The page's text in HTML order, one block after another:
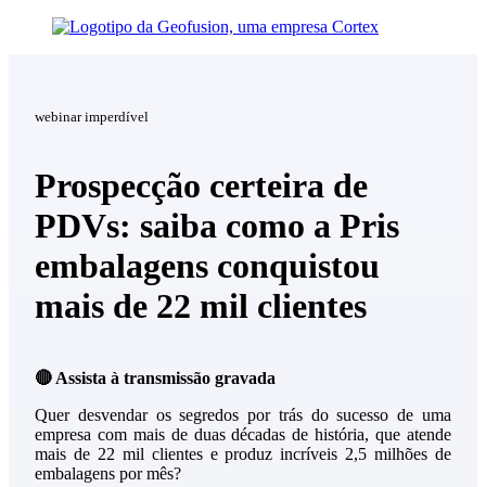
webinar imperdível
Prospecção certeira de
PDVs: saiba como a Pris
embalagens conquistou
mais de 22 mil clientes
🔴 Assista à transmissão gravada
Quer desvendar os segredos por trás do sucesso de uma
empresa com mais de duas décadas de história, que atende
mais de 22 mil clientes e produz incríveis 2,5 milhões de
embalagens por mês?